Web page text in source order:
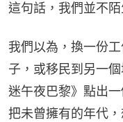
這句話，我們並不陌
我們以為，換一份
子，或移民到另一
迷午夜巴黎》點出
把未曾擁有的年代